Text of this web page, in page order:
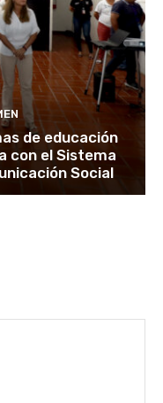
de educación
con el Sistema
Social